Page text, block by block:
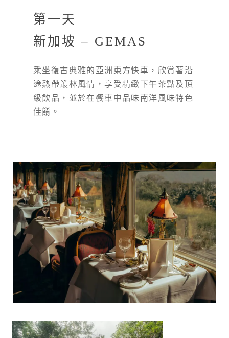
第一天
新加坡 – GEMAS
乘坐復古典雅的亞洲東方快車，欣賞著沿
途熱帶叢林風情，享受精緻下午茶點及頂
級飲品，並於在餐車中品味南洋風味特色
佳餚。